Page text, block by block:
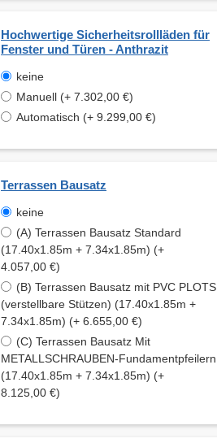
Hochwertige Sicherheitsrollläden für
Fenster und Türen - Anthrazit
keine
Manuell (+ 7.302,00 €)
Automatisch (+ 9.299,00 €)
Terrassen Bausatz
keine
(A) Terrassen Bausatz Standard
(17.40x1.85m + 7.34x1.85m) (+
4.057,00 €)
(B) Terrassen Bausatz mit PVC PLOTS
(verstellbare Stützen) (17.40x1.85m +
7.34x1.85m) (+ 6.655,00 €)
(C) Terrassen Bausatz Mit
METALLSCHRAUBEN-Fundamentpfeilern
(17.40x1.85m + 7.34x1.85m) (+
8.125,00 €)